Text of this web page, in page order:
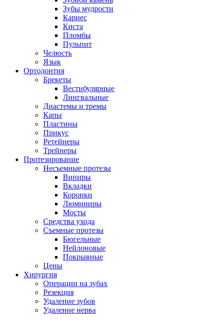
Зубы мудрости
Кариес
Киста
Пломбы
Пульпит
Челюсть
Язык
Ортодонтия
Брекеты
Вестибулярные
Лингвальные
Диастемы и тремы
Капы
Пластины
Прикус
Ретейнеры
Трейнеры
Протезирование
Несъемные протезы
Виниры
Вкладки
Коронки
Люминиры
Мосты
Средства ухода
Съемные протезы
Бюгельные
Нейлоновые
Покрывные
Цены
Хирургия
Операции на зубах
Резекция
Удаление зубов
Удаление нерва